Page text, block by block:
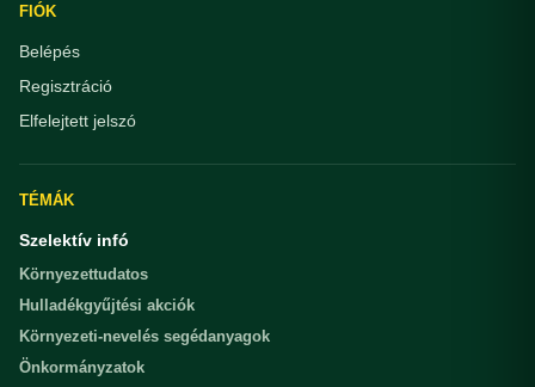
FIÓK
Belépés
Regisztráció
Elfelejtett jelszó
TÉMÁK
Szelektív infó
Környezettudatos
Hulladékgyűjtési akciók
Környezeti-nevelés segédanyagok
Önkormányzatok